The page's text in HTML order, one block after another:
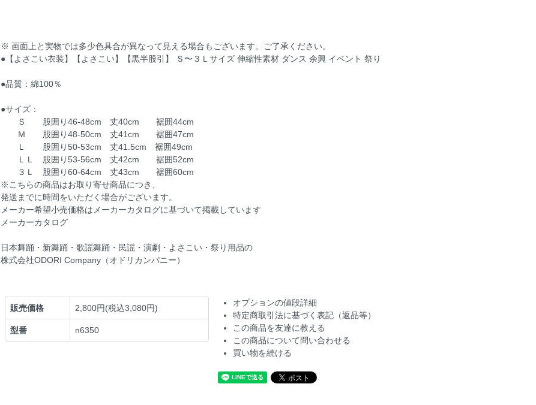
※ 画面上と実物では多少色具合が異なって見える場合もございます。ご了承ください。
●【よさこい衣装】【よさこい】【黒半股引】 Ｓ〜３Ｌサイズ 伸縮性素材 ダンス 余興 イベント 祭り
●品質：綿100％
●サイズ：
Ｓ 股囲り46-48cm 丈40cm 裾囲44cm
Ｍ 股囲り48-50cm 丈41cm 裾囲47cm
Ｌ 股囲り50-53cm 丈41.5cm 裾囲49cm
ＬＬ 股囲り53-56cm 丈42cm 裾囲52cm
３Ｌ 股囲り60-64cm 丈43cm 裾囲60cm
※こちらの商品はお取り寄せ商品につき、
発送までに時間をいただく場合がございます。
メーカー希望小売価格はメーカーカタログに基づいて掲載しています
メーカーカタログ
日本舞踊・新舞踊・歌謡舞踊・民謡・演劇・よさこい・祭り用品の
株式会社ODORI Company（オドリカンパニー）
販売価格 2,800円(税込3,080円)
型番 n6350
オプションの値段詳細
特定商取引法に基づく表記（返品等）
この商品を友達に教える
この商品について問い合わせる
買い物を続ける